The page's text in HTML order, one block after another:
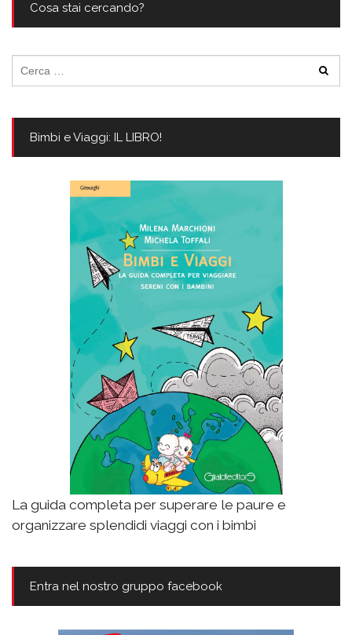
Cosa stai cercando?
per:
Bimbi e Viaggi: IL LIBRO!
La guida completa per superare le paure e
organizzare splendidi viaggi con i bimbi
Entra nel nostro gruppo facebook